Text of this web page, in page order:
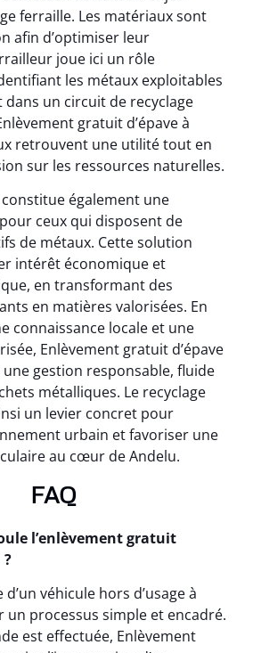
ferraille. Les matériaux sont
afin d’optimiser leur
joue ici un rôle
les métaux exploitables
un circuit de recyclage
gratuit d’épave à
retrouvent une utilité tout en
sur les ressources naturelles.
également une
ceux qui disposent de
de métaux. Cette solution
intérêt économique et
en transformant des
en matières valorisées. En
connaissance locale et une
Enlèvement gratuit d’épave
gestion responsable, fluide
métalliques. Le recyclage
un levier concret pour
urbain et favoriser une
au cœur de Andelu.
FAQ
l’enlèvement gratuit
?
véhicule hors d’usage à
un processus simple et encadré.
est effectuée, Enlèvement